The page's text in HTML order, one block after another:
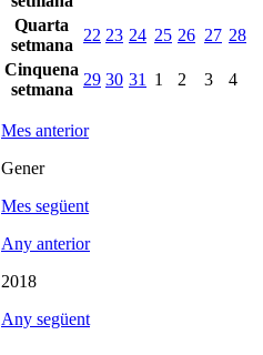
Quarta
setmana
22 23 24 25 26 27 28
Cinquena
setmana
29 30 31 1 2 3 4
Mes anterior
Gener
Mes següent
Any anterior
2018
Any següent